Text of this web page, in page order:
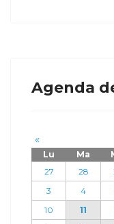
Agenda
«
Lu Ma
27
28
3
4
10
11